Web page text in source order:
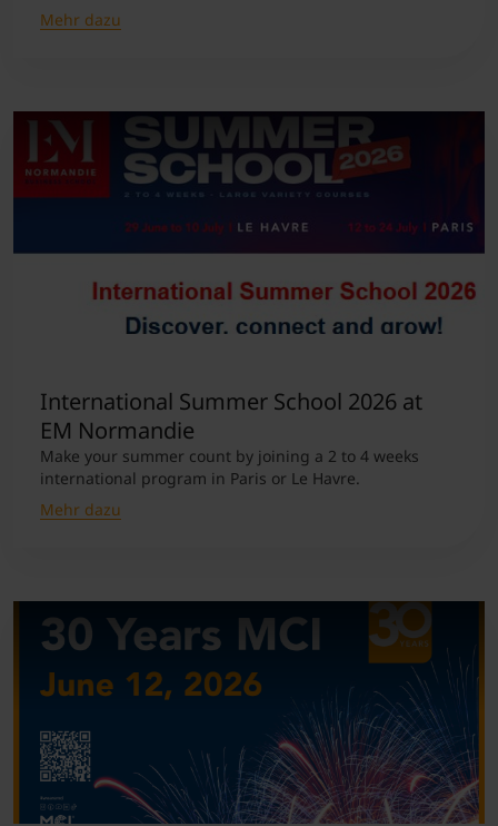
Mehr dazu
International Summer School 2026 at
EM Normandie
Make your summer count by joining a 2 to 4 weeks
international program in Paris or Le Havre.
Mehr dazu